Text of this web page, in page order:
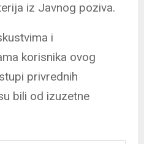
iz Javnog poziva.
i
korisnika ovog
privrednih
bili od izuzetne